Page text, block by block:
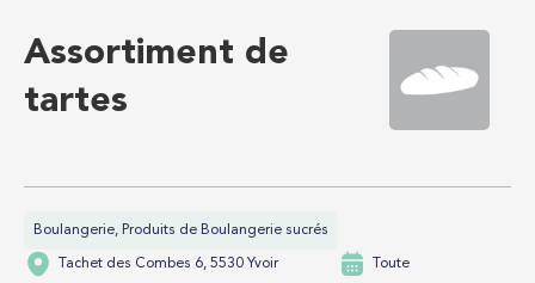
Assortiment de
tartes
Boulangerie, Produits de Boulangerie sucrés
Tachet des Combes 6, 5530 Yvoir Toute